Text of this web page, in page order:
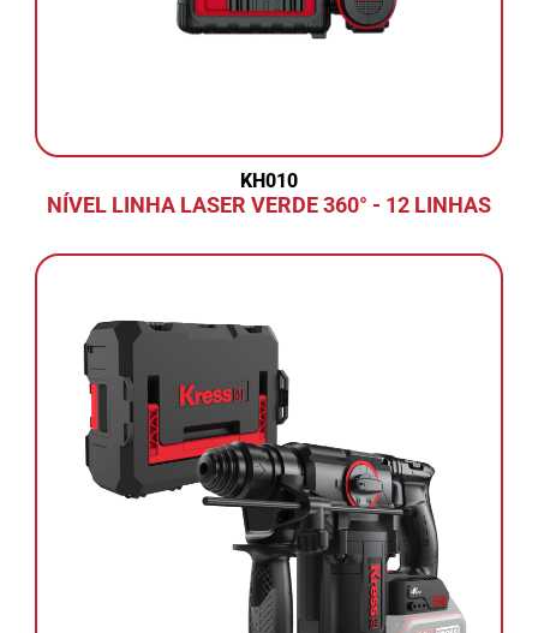
KH010
NÍVEL LINHA LASER VERDE 360° - 12 LINHAS